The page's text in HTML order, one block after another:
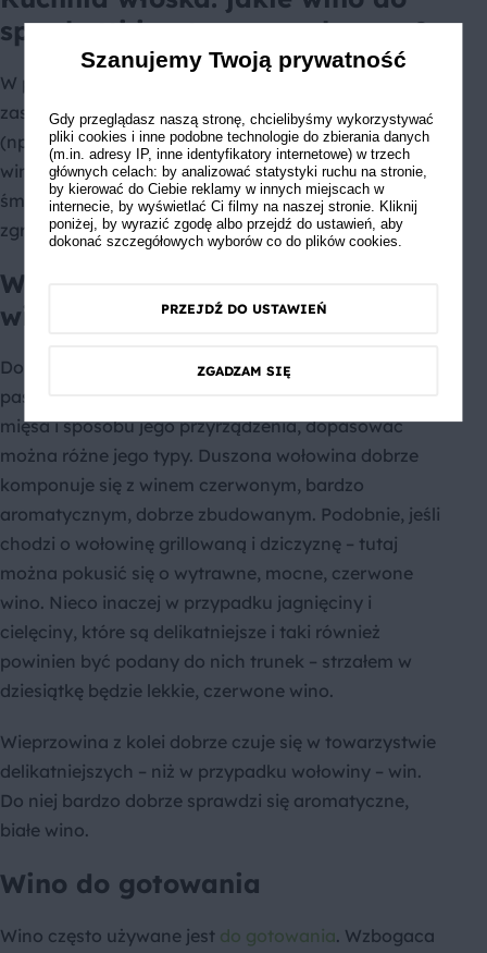
spaghetti i potraw z makaronu?
W przypadku makaronów można kierować się
zasadą doboru koloru wina do sosu. Czerwone sosy
(np. bolognese) będą dobrze komponowały się z
winem czerwonym, a białe (np. z owocami morza,
śmietanowe czy klasyczna carbonara) doskonale
zgrają się z winem białym, wytrawnym lub słodkim.
Wino do czerwonego mięsa:
wieprzowiny i wołowiny
Do zdecydowanej większości mięs czerwonych
pasuje wino czerwone, ale w zależności od gatunku
mięsa i sposobu jego przyrządzenia, dopasować
można różne jego typy. Duszona wołowina dobrze
komponuje się z winem czerwonym, bardzo
aromatycznym, dobrze zbudowanym. Podobnie, jeśli
chodzi o wołowinę grillowaną i dziczyznę – tutaj
można pokusić się o wytrawne, mocne, czerwone
wino. Nieco inaczej w przypadku jagnięciny i
cielęciny, które są delikatniejsze i taki również
powinien być podany do nich trunek – strzałem w
dziesiątkę będzie lekkie, czerwone wino.
Wieprzowina z kolei dobrze czuje się w towarzystwie
delikatniejszych – niż w przypadku wołowiny – win.
Do niej bardzo dobrze sprawdzi się aromatyczne,
białe wino.
Wino do gotowania
Wino często używane jest do gotowania. Wzbogaca
Szanujemy Twoją prywatność
Gdy przeglądasz naszą stronę, chcielibyśmy wykorzystywać
pliki cookies i inne podobne technologie do zbierania danych
(m.in. adresy IP, inne identyfikatory internetowe) w trzech
głównych celach: by analizować statystyki ruchu na stronie,
by kierować do Ciebie reklamy w innych miejscach w
internecie, by wyświetlać Ci filmy na naszej stronie. Kliknij
poniżej, by wyrazić zgodę albo przejdź do ustawień, aby
dokonać szczegółowych wyborów co do plików cookies.
PRZEJDŹ DO USTAWIEŃ
ZGADZAM SIĘ